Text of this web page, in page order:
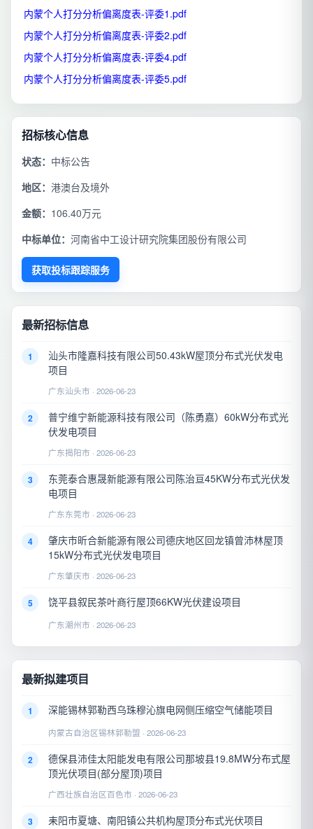
内蒙个人打分分析偏离度表-评委1.pdf
内蒙个人打分分析偏离度表-评委2.pdf
内蒙个人打分分析偏离度表-评委4.pdf
内蒙个人打分分析偏离度表-评委5.pdf
招标核心信息
状态： 中标公告
地区： 港澳台及境外
金额： 106.40万元
中标单位： 河南省中工设计研究院集团股份有限公司
获取投标跟踪服务
最新招标信息
1
汕头市隆嘉科技有限公司50.43kW屋顶分布式光伏发电
项目
广东汕头市 · 2026-06-23
2
普宁维宁新能源科技有限公司（陈勇嘉）60kW分布式光
伏发电项目
广东揭阳市 · 2026-06-23
3
东莞泰合惠晟新能源有限公司陈治亘45KW分布式光伏发
电项目
广东东莞市 · 2026-06-23
4
肇庆市昕合新能源有限公司德庆地区回龙镇曾沛林屋顶
15kW分布式光伏发电项目
广东肇庆市 · 2026-06-23
5 饶平县叙民茶叶商行屋顶66KW光伏建设项目
广东潮州市 · 2026-06-23
最新拟建项目
1 深能锡林郭勒西乌珠穆沁旗电网侧压缩空气储能项目
内蒙古自治区锡林郭勒盟 · 2026-06-23
2
德保县沛佳太阳能发电有限公司那坡县19.8MW分布式屋
顶光伏项目(部分屋顶)项目
广西壮族自治区百色市 · 2026-06-23
3 耒阳市夏塘、南阳镇公共机构屋顶分布式光伏项目